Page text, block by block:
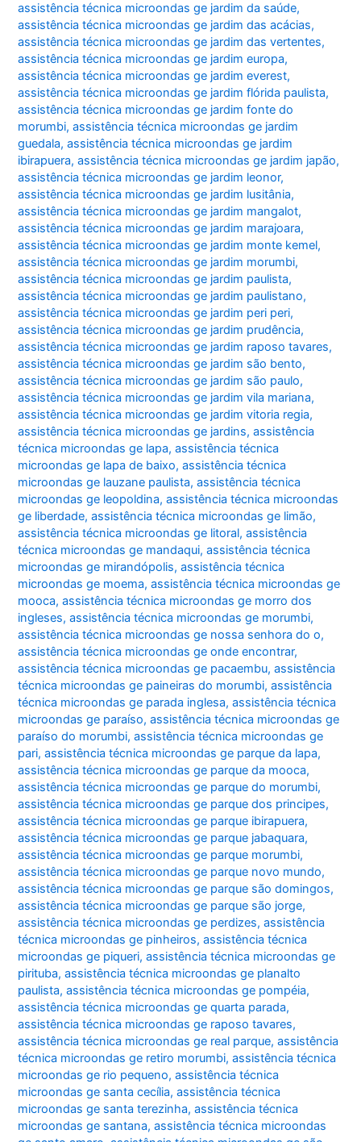
assistência técnica microondas ge jardim da saúde,
assistência técnica microondas ge jardim das acácias,
assistência técnica microondas ge jardim das vertentes,
assistência técnica microondas ge jardim europa,
assistência técnica microondas ge jardim everest,
assistência técnica microondas ge jardim flórida paulista,
assistência técnica microondas ge jardim fonte do
morumbi,assistência técnica microondas ge jardim
guedala,assistência técnica microondas ge jardim
ibirapuera,assistência técnica microondas ge jardim japão,
assistência técnica microondas ge jardim leonor,
assistência técnica microondas ge jardim lusitânia,
assistência técnica microondas ge jardim mangalot,
assistência técnica microondas ge jardim marajoara,
assistência técnica microondas ge jardim monte kemel,
assistência técnica microondas ge jardim morumbi,
assistência técnica microondas ge jardim paulista,
assistência técnica microondas ge jardim paulistano,
assistência técnica microondas ge jardim peri peri,
assistência técnica microondas ge jardim prudência,
assistência técnica microondas ge jardim raposo tavares,
assistência técnica microondas ge jardim são bento,
assistência técnica microondas ge jardim são paulo,
assistência técnica microondas ge jardim vila mariana,
assistência técnica microondas ge jardim vitoria regia,
assistência técnica microondas ge jardins,assistência
técnica microondas ge lapa,assistência técnica
microondas ge lapa de baixo,assistência técnica
microondas ge lauzane paulista,assistência técnica
microondas ge leopoldina,assistência técnica microondas
ge liberdade,assistência técnica microondas ge limão,
assistência técnica microondas ge litoral,assistência
técnica microondas ge mandaqui,assistência técnica
microondas ge mirandópolis,assistência técnica
microondas ge moema,assistência técnica microondas ge
mooca,assistência técnica microondas ge morro dos
ingleses,assistência técnica microondas ge morumbi,
assistência técnica microondas ge nossa senhora do o,
assistência técnica microondas ge onde encontrar,
assistência técnica microondas ge pacaembu,assistência
técnica microondas ge paineiras do morumbi,assistência
técnica microondas ge parada inglesa,assistência técnica
microondas ge paraíso,assistência técnica microondas ge
paraíso do morumbi,assistência técnica microondas ge
pari,assistência técnica microondas ge parque da lapa,
assistência técnica microondas ge parque da mooca,
assistência técnica microondas ge parque do morumbi,
assistência técnica microondas ge parque dos principes,
assistência técnica microondas ge parque ibirapuera,
assistência técnica microondas ge parque jabaquara,
assistência técnica microondas ge parque morumbi,
assistência técnica microondas ge parque novo mundo,
assistência técnica microondas ge parque são domingos,
assistência técnica microondas ge parque são jorge,
assistência técnica microondas ge perdizes,assistência
técnica microondas ge pinheiros,assistência técnica
microondas ge piqueri,assistência técnica microondas ge
pirituba,assistência técnica microondas ge planalto
paulista,assistência técnica microondas ge pompéia,
assistência técnica microondas ge quarta parada,
assistência técnica microondas ge raposo tavares,
assistência técnica microondas ge real parque,assistência
técnica microondas ge retiro morumbi,assistência técnica
microondas ge rio pequeno,assistência técnica
microondas ge santa cecília,assistência técnica
microondas ge santa terezinha,assistência técnica
microondas ge santana,assistência técnica microondas